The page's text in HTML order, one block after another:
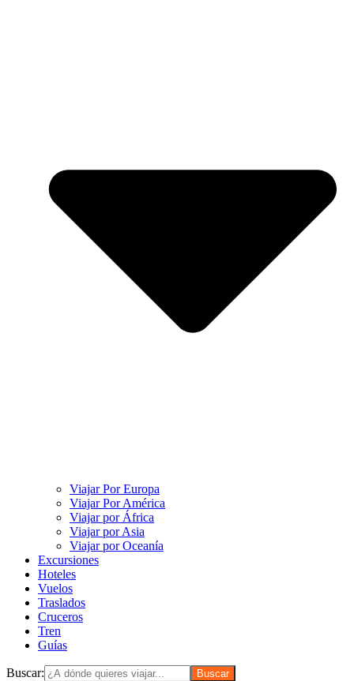
Viajar Por Europa
Viajar Por América
Viajar por África
Viajar por Asia
Viajar por Oceanía
Excursiones
Hoteles
Vuelos
Traslados
Cruceros
Tren
Guías
Buscar: